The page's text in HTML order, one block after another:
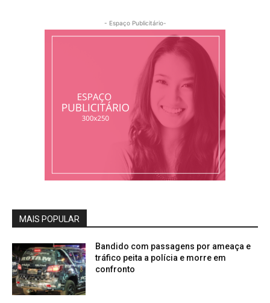
- Espaço Publicitário-
MAIS POPULAR
Bandido com passagens por ameaça e
tráfico peita a polícia e morre em
confronto